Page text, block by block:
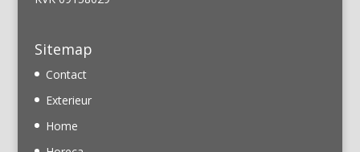
Sitemap
Contact
Exterieur
Home